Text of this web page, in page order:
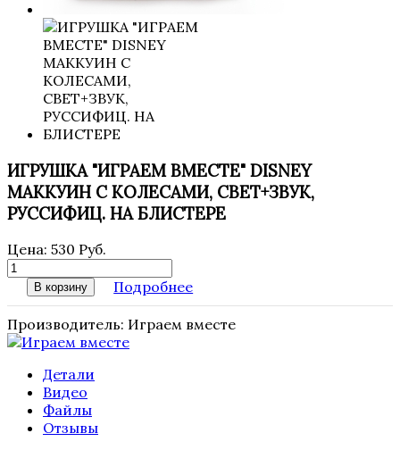
ИГРУШКА "ИГРАЕМ ВМЕСТЕ" DISNEY
МАККУИН C КОЛЕСАМИ, СВЕТ+ЗВУК,
РУССИФИЦ. НА БЛИСТЕРЕ
Цена: 530 Руб.
В корзину Подробнее
Производитель: Играем вместе
Детали
Видео
Файлы
Отзывы